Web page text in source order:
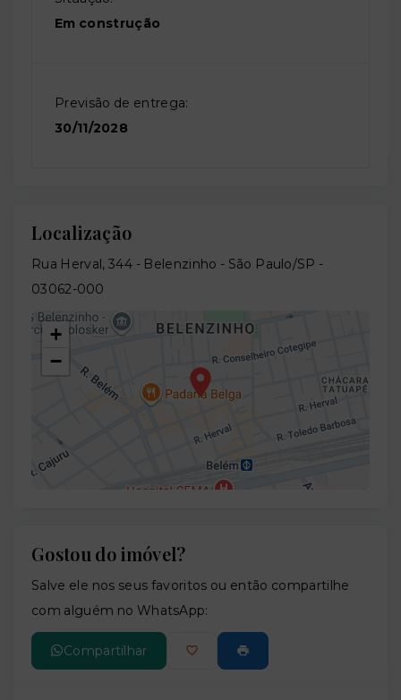
Em construção
Previsão de entrega:
30/11/2028
Localização
Rua Herval, 344 - Belenzinho - São Paulo/SP -
03062-000
+
−
Gostou do imóvel?
Salve ele nos seus favoritos ou então compartilhe
com alguém no WhatsApp:
Compartilhar